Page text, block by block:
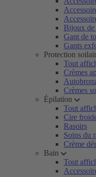
Bijoux de
Gant de
Gants
Protection
Tout
Crèmes
Crèmes
Épilation
Tout
Cire
Rasoirs
Soins du
Crème
Bain
Tout